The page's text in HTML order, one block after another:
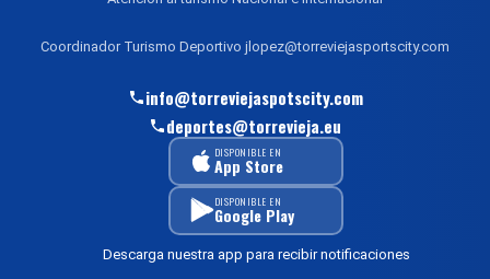
Coordinador Turismo Deportivo jlopez@torreviejasportscity.com
info@torreviejaspotscity.com
deportes@torrevieja.eu
DISPONIBLE EN
App Store
DISPONIBLE EN
Google Play
Descarga nuestra app para recibir notificaciones